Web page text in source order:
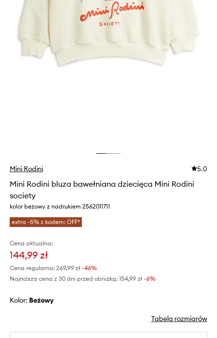
Mini Rodini 5.0
Mini Rodini bluza bawełniana dziecięca Mini Rodini
society
kolor beżowy z nadrukiem 2562011711
extra -5% z kodem: OFF*
Cena aktualna:
144,99 zł
Cena regularna: 269,99 zł -46%
Najniższa cena z 30 dni przed obniżką: 154,99 zł -6%
Kolor: beżowy
Tabela rozmiarów